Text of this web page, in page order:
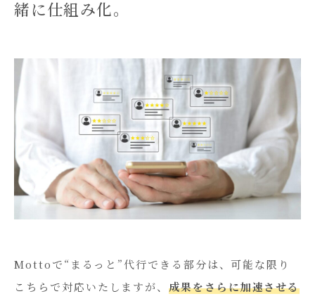
緒に仕組み化。
Mottoで“まるっと”代行できる部分は、可能な限り
こちらで対応いたしますが、成果をさらに加速させる